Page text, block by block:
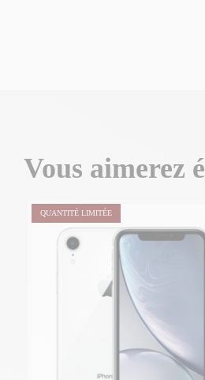
Vous aimerez
QUANTITÉ LIMITÉE